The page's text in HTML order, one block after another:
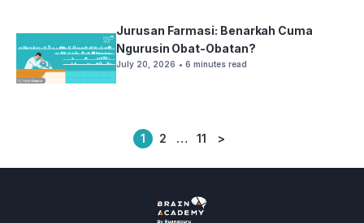
Jurusan Farmasi: Benarkah Cuma
Ngurusin Obat-Obatan?
July 20, 2026 • 6 minutes read
Posts
1 2 … 11 >